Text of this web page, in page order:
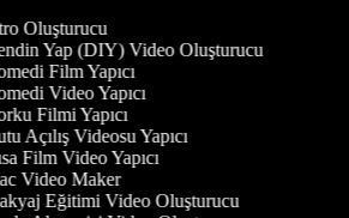
Oluşturucu
Yap (DIY) Video Oluşturucu
Film Yapıcı
Video Yapıcı
Filmi Yapıcı
Açılış Videosu Yapıcı
Film Video Yapıcı
Video Maker
Eğitimi Video Oluşturucu